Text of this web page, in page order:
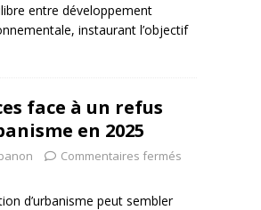
entre développement
instaurant l’objectif
face à un refus
en 2025
Commentaires fermés
d’urbanisme peut sembler